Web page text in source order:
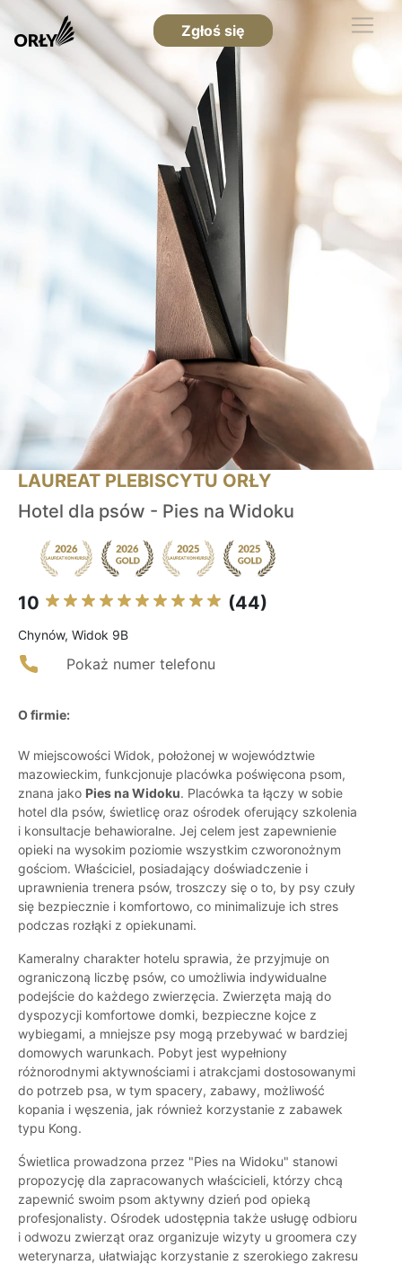
Zgłoś się
LAUREAT PLEBISCYTU ORŁY
Hotel dla psów - Pies na Widoku
10 (44)
Chynów, Widok 9B
Pokaż numer telefonu
O firmie:
W miejscowości Widok, położonej w województwie
mazowieckim, funkcjonuje placówka poświęcona psom,
znana jako Pies na Widoku. Placówka ta łączy w sobie
hotel dla psów, świetlicę oraz ośrodek oferujący szkolenia
i konsultacje behawioralne. Jej celem jest zapewnienie
opieki na wysokim poziomie wszystkim czworonożnym
gościom. Właściciel, posiadający doświadczenie i
uprawnienia trenera psów, troszczy się o to, by psy czuły
się bezpiecznie i komfortowo, co minimalizuje ich stres
podczas rozłąki z opiekunami.
Kameralny charakter hotelu sprawia, że przyjmuje on
ograniczoną liczbę psów, co umożliwia indywidualne
podejście do każdego zwierzęcia. Zwierzęta mają do
dyspozycji komfortowe domki, bezpieczne kojce z
wybiegami, a mniejsze psy mogą przebywać w bardziej
domowych warunkach. Pobyt jest wypełniony
różnorodnymi aktywnościami i atrakcjami dostosowanymi
do potrzeb psa, w tym spacery, zabawy, możliwość
kopania i węszenia, jak również korzystanie z zabawek
typu Kong.
Świetlica prowadzona przez "Pies na Widoku" stanowi
propozycję dla zapracowanych właścicieli, którzy chcą
zapewnić swoim psom aktywny dzień pod opieką
profesjonalisty. Ośrodek udostępnia także usługę odbioru
i odwozu zwierząt oraz organizuje wizyty u groomera czy
weterynarza, ułatwiając korzystanie z szerokiego zakresu